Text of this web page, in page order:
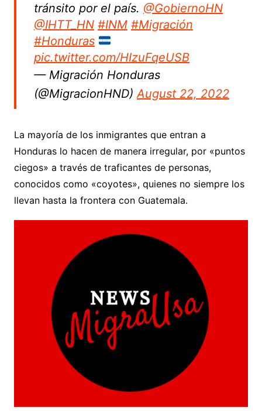
tránsito por el país. @GobiernoHN
@IHTT_HN #INM #Migración
#Honduras
pic.twitter.com/HIzuFqeUSB
— Migración Honduras
(@MigracionHND)August 22, 2022
La mayoría de los inmigrantes que entran a
Honduras lo hacen de manera irregular, por «puntos
ciegos» a través de traficantes de personas,
conocidos como «coyotes», quienes no siempre los
llevan hasta la frontera con Guatemala.